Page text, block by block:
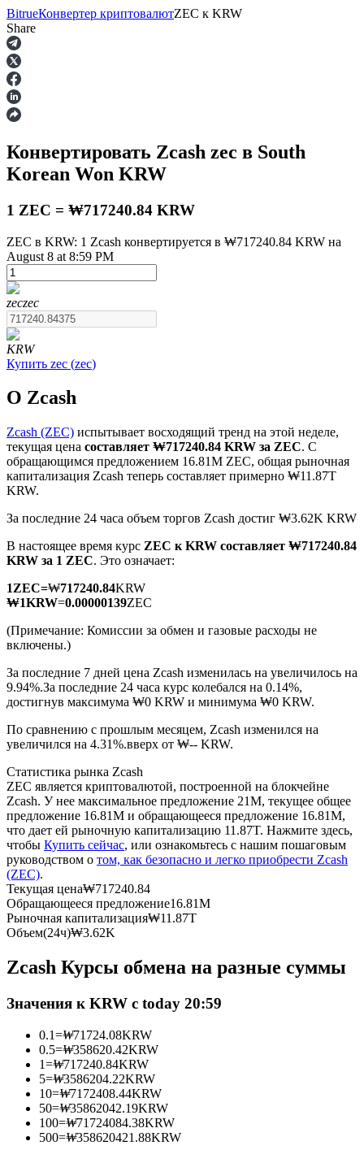
Фьючерсы
USDT-фьючерсы
Фьючерсы на COIN-M
TradFi
Деривативы на акции, форекс, драгоценные металлы и
сырьевые товары
Фьючерсы с использованием USDC в качестве
обеспечения
Копирование торговли
Присоединяйтесь к лучшим трейдерам
BitrueКонвертер криптовалютZEC к KRW
Share
Конвертировать Zcash zec в South
Korean Won KRW
1 ZEC = ₩717240.84 KRW
ZEC в KRW: 1 Zcash конвертируется в ₩717240.84 KRW на
August 8 at 8:59 PM
zeczec
KRW
Купить zec (zec)
О Zcash
Zcash (ZEC) испытывает восходящий тренд на этой неделе,
текущая цена составляет ₩717240.84 KRW за ZEC. С
обращающимся предложением 16.81M ZEC, общая рыночная
капитализация Zcash теперь составляет примерно ₩11.87T
KRW.
За последние 24 часа объем торгов Zcash достиг ₩3.62K KRW
В настоящее время курс ZEC к KRW составляет ₩717240.84
KRW за 1 ZEC. Это означает:
1ZEC=₩717240.84KRW
₩1KRW=0.00000139ZEC
(Примечание: Комиссии за обмен и газовые расходы не
включены.)
За последние 7 дней цена Zcash изменилась на увеличилось на
9.94%.За последние 24 часа курс колебался на 0.14%,
достигнув максимума ₩0 KRW и минимума ₩0 KRW.
По сравнению с прошлым месяцем, Zcash изменился на
увеличился на 4.31%.вверх от ₩-- KRW.
Статистика рынка Zcash
ZEC является криптовалютой, построенной на блокчейне
Zcash. У нее максимальное предложение 21M, текущее общее
предложение 16.81M и обращающееся предложение 16.81M,
что дает ей рыночную капитализацию 11.87T. Нажмите здесь,
чтобы Купить сейчас, или ознакомьтесь с нашим пошаговым
руководством о том, как безопасно и легко приобрести Zcash
(ZEC).
Текущая цена₩717240.84
Обращающееся предложение16.81M
Рыночная капитализация₩11.87T
Объем(24ч)₩3.62K
Zcash Курсы обмена на разные суммы
Значения к KRW с today 20:59
0.1=₩71724.08KRW
0.5=₩358620.42KRW
1=₩717240.84KRW
5=₩3586204.22KRW
10=₩7172408.44KRW
50=₩35862042.19KRW
100=₩71724084.38KRW
500=₩358620421.88KRW